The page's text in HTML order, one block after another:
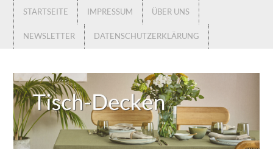
STARTSEITE IMPRESSUM ÜBER UNS
NEWSLETTER DATENSCHUTZERKLÄRUNG